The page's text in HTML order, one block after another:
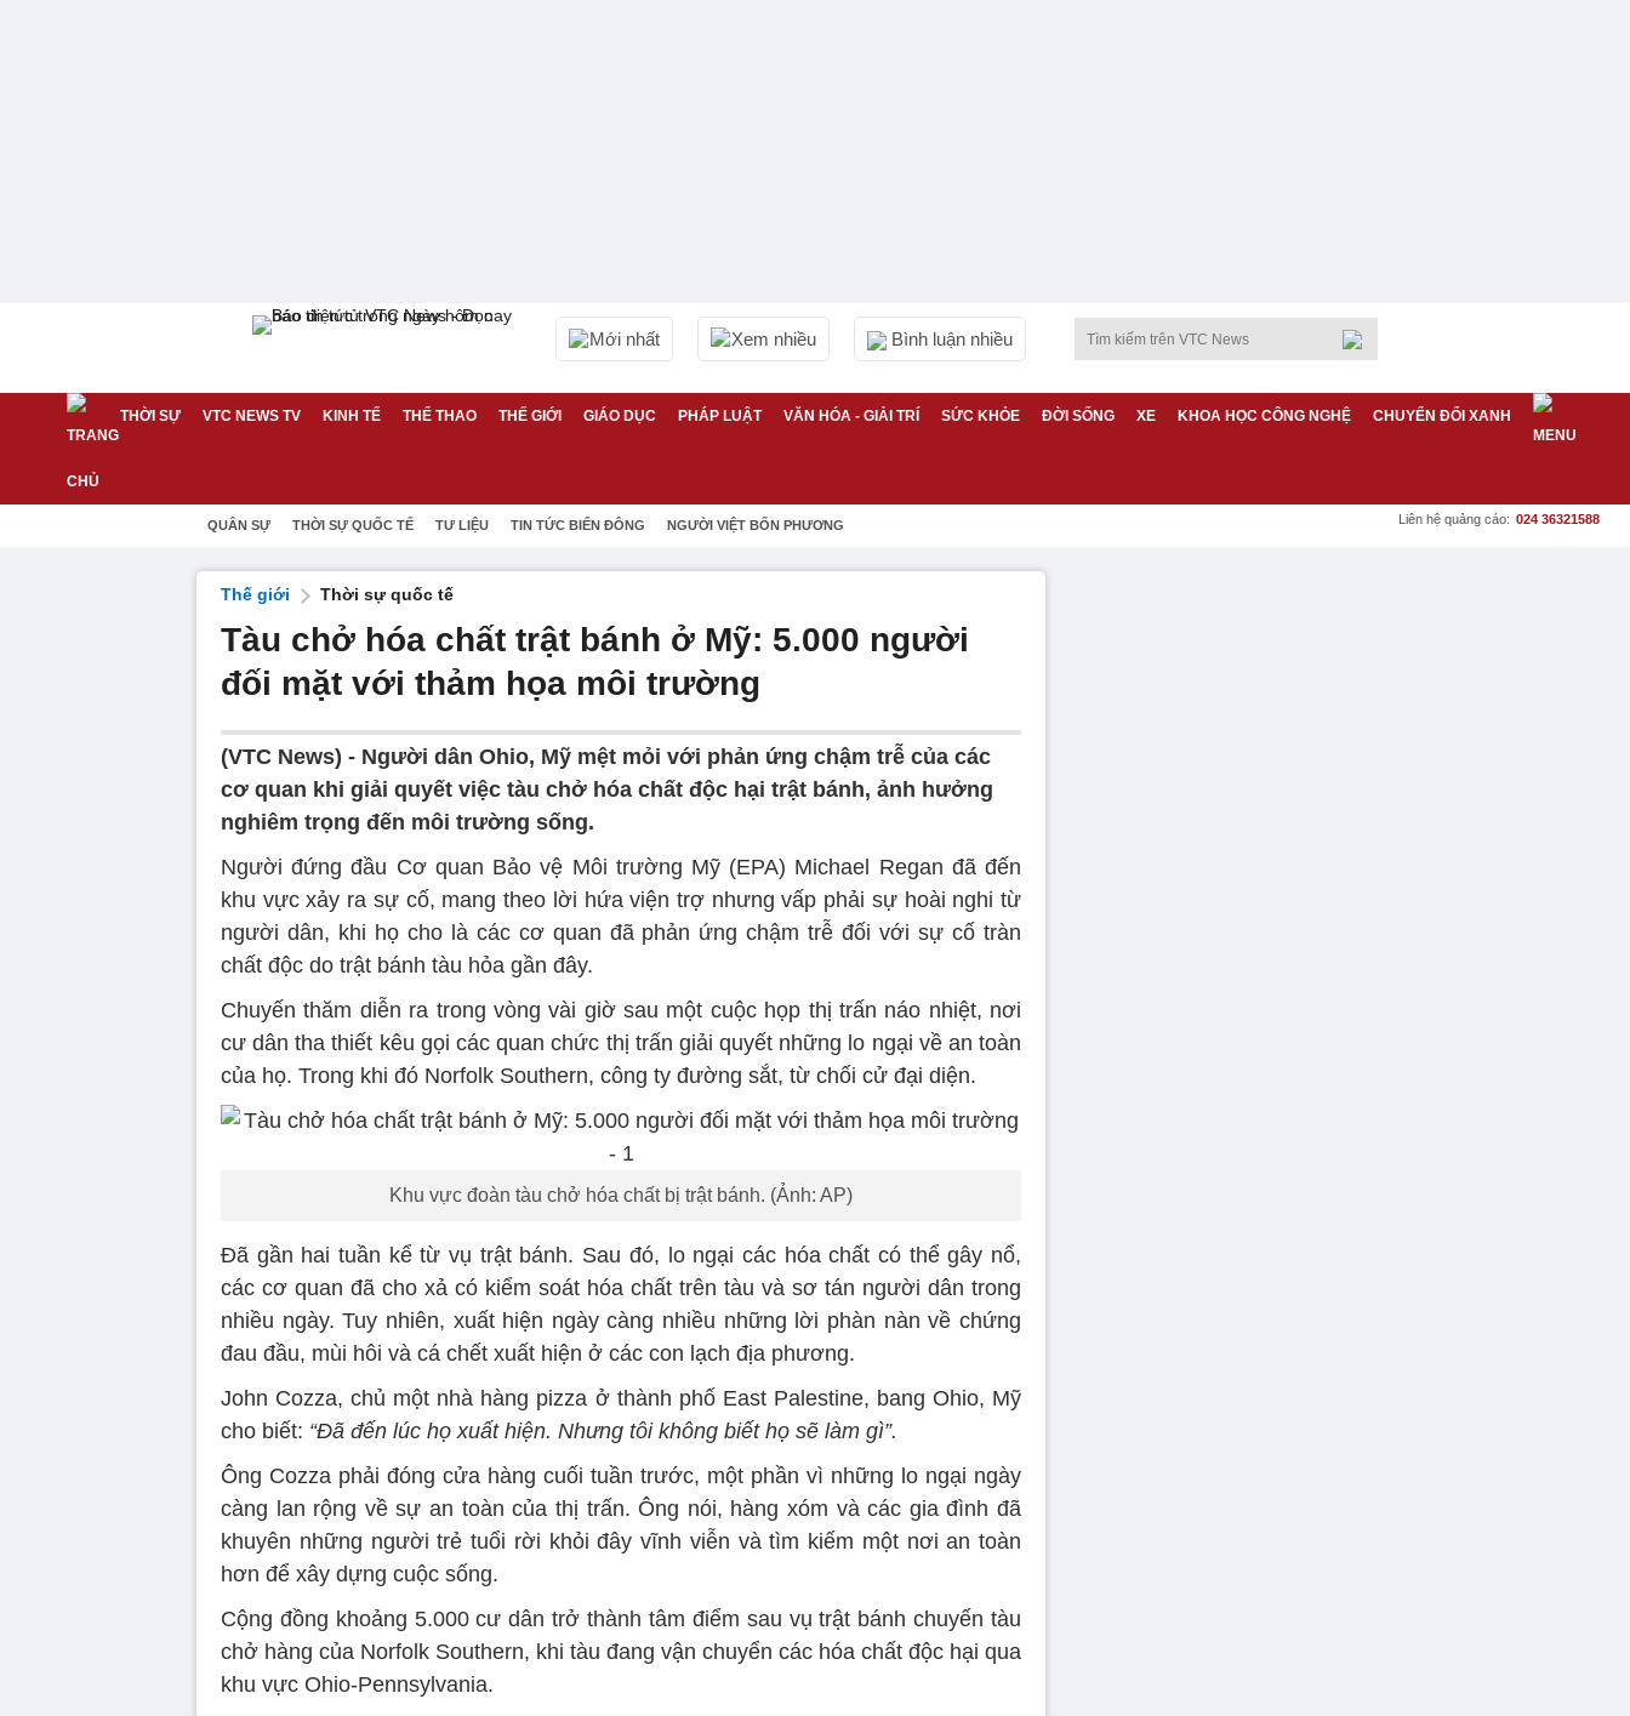
Mới nhất Xem nhiều Bình luận nhiều
THỜI SỰ VTC NEWS TV KINH TẾ THỂ THAO THẾ GIỚI GIÁO DỤC PHÁP LUẬT VĂN HÓA - GIẢI TRÍ SỨC KHỎE ĐỜI SỐNG XE KHOA HỌC CÔNG NGHỆ CHUYỂN ĐỔI XANH
QUÂN SỰ THỜI SỰ QUỐC TẾ TƯ LIỆU TIN TỨC BIỂN ĐÔNG NGƯỜI VIỆT BỐN PHƯƠNG Liên hệ quảng cáo: 024 36321588
Thế giới Thời sự quốc tế
Tàu chở hóa chất trật bánh ở Mỹ: 5.000 người
đối mặt với thảm họa môi trường
(VTC News) - Người dân Ohio, Mỹ mệt mỏi với phản ứng chậm trễ của các
cơ quan khi giải quyết việc tàu chở hóa chất độc hại trật bánh, ảnh hưởng
nghiêm trọng đến môi trường sống.
Người đứng đầu Cơ quan Bảo vệ Môi trường Mỹ (EPA) Michael Regan đã đến
khu vực xảy ra sự cố, mang theo lời hứa viện trợ nhưng vấp phải sự hoài nghi từ
người dân, khi họ cho là các cơ quan đã phản ứng chậm trễ đối với sự cố tràn
chất độc do trật bánh tàu hỏa gần đây.
Chuyến thăm diễn ra trong vòng vài giờ sau một cuộc họp thị trấn náo nhiệt, nơi
cư dân tha thiết kêu gọi các quan chức thị trấn giải quyết những lo ngại về an toàn
của họ. Trong khi đó Norfolk Southern, công ty đường sắt, từ chối cử đại diện.
Khu vực đoàn tàu chở hóa chất bị trật bánh. (Ảnh: AP)
Đã gần hai tuần kể từ vụ trật bánh. Sau đó, lo ngại các hóa chất có thể gây nổ,
các cơ quan đã cho xả có kiểm soát hóa chất trên tàu và sơ tán người dân trong
nhiều ngày. Tuy nhiên, xuất hiện ngày càng nhiều những lời phàn nàn về chứng
đau đầu, mùi hôi và cá chết xuất hiện ở các con lạch địa phương.
John Cozza, chủ một nhà hàng pizza ở thành phố East Palestine, bang Ohio, Mỹ
cho biết: “Đã đến lúc họ xuất hiện. Nhưng tôi không biết họ sẽ làm gì”.
Ông Cozza phải đóng cửa hàng cuối tuần trước, một phần vì những lo ngại ngày
càng lan rộng về sự an toàn của thị trấn. Ông nói, hàng xóm và các gia đình đã
khuyên những người trẻ tuổi rời khỏi đây vĩnh viễn và tìm kiếm một nơi an toàn
hơn để xây dựng cuộc sống.
Cộng đồng khoảng 5.000 cư dân trở thành tâm điểm sau vụ trật bánh chuyến tàu
chở hàng của Norfolk Southern, khi tàu đang vận chuyển các hóa chất độc hại qua
khu vực Ohio-Pennsylvania.